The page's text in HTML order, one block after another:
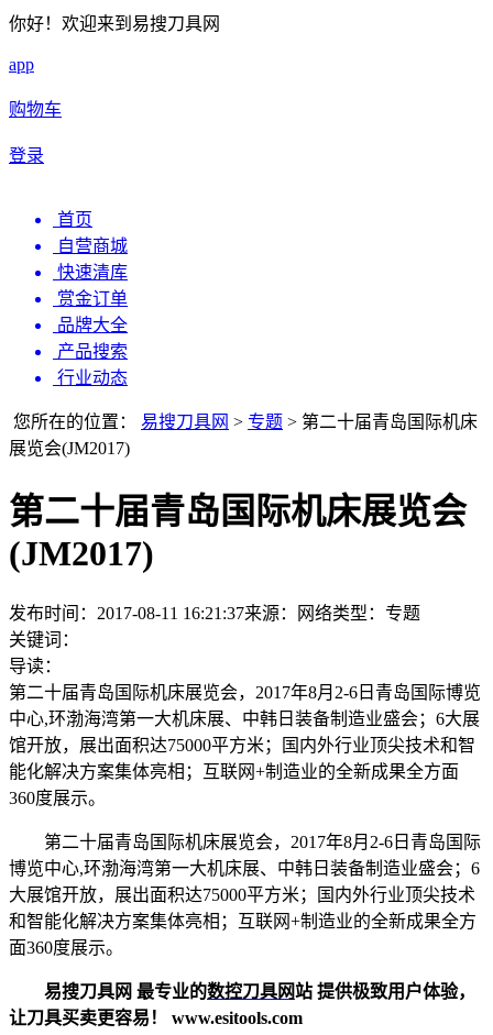
你好！欢迎来到易搜刀具网
app
购物车
登录
首页
自营商城
快速清库
赏金订单
品牌大全
产品搜索
行业动态
您所在的位置： 易搜刀具网 > 专题 > 第二十届青岛国际机床
展览会(JM2017)
第二十届青岛国际机床展览会
(JM2017)
发布时间：2017-08-11 16:21:37来源：网络类型： 专题
关键词：
导读：
第二十届青岛国际机床展览会，2017年8月2-6日青岛国际博览
中心,环渤海湾第一大机床展、中韩日装备制造业盛会；6大展
馆开放，展出面积达75000平方米；国内外行业顶尖技术和智
能化解决方案集体亮相；互联网+制造业的全新成果全方面
360度展示。
第二十届青岛国际机床展览会，2017年8月2-6日青岛国际
博览中心,环渤海湾第一大机床展、中韩日装备制造业盛会；6
大展馆开放，展出面积达75000平方米；国内外行业顶尖技术
和智能化解决方案集体亮相；互联网+制造业的全新成果全方
面360度展示。
易搜刀具网 最专业的数控刀具网站 提供极致用户体验，
让刀具买卖更容易！ www.esitools.com